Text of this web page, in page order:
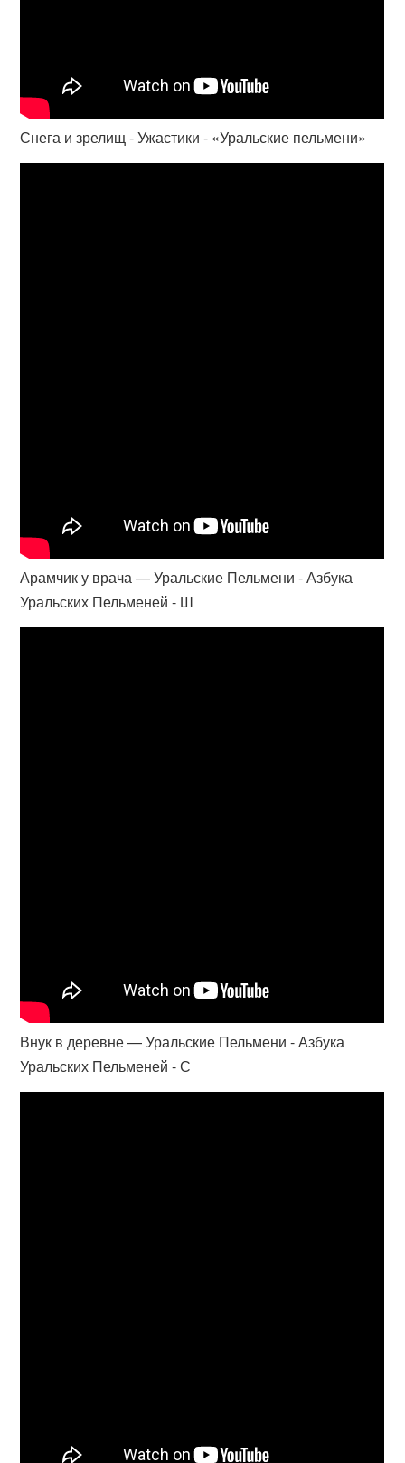
Снега и зрелищ - Ужастики - «Уральские пельмени»
Арамчик у врача — Уральские Пельмени - Азбука
Уральских Пельменей - Ш
Внук в деревне — Уральские Пельмени - Азбука
Уральских Пельменей - С